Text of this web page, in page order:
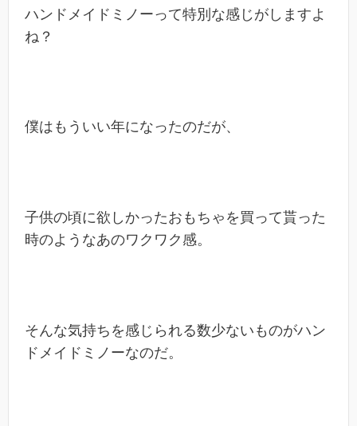
ハンドメイドミノーって特別な感じがしますよ
ね？
僕はもういい年になったのだが、
子供の頃に欲しかったおもちゃを買って貰った
時のようなあのワクワク感。
そんな気持ちを感じられる数少ないものがハン
ドメイドミノーなのだ。